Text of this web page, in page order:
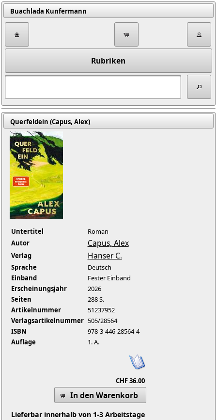
Buachlada Kunfermann
Rubriken
Querfeldein (Capus, Alex)
Untertitel
Roman
Autor
Capus, Alex
Verlag Hanser C.
Sprache
Deutsch
Einband
Fester Einband
Erscheinungsjahr
2026
Seiten
288 S.
Artikelnummer
51237952
Verlagsartikelnummer 505/28564
ISBN
978-3-446-28564-4
Auflage
1. A.
CHF 36.00
In den Warenkorb
Lieferbar innerhalb von 1-3 Arbeitstage